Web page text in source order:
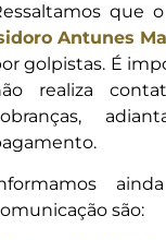
que
Antunes
golpistas. É
realiza
são: